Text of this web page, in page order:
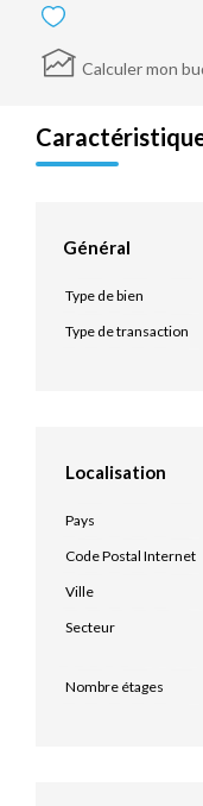
Calculer mon
Général
Type de bien
Type de transaction
Localisation
Pays
Code Postal Internet
Ville
Secteur
Nombre étages